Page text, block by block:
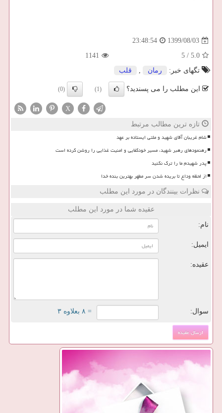
1399/08/03
23:48:54
5.0
/
5
1141
تگهای خبر:
رمان , قلب
این مطلب را می پسندید؟ (1)
(0)
X
تازه ترین مطالب مرتبط
شام غریبان آقای شهید و ملتی ایستاده بر عهد
رهنمودهای رهبر شهید، مسیر خودکفایی و امنیت غذایی را روشن کرده است
پدر شهیدم ما را ترک نکنید
از لحظه وداع تا بریده شدن سر مطهر بهترین بنده خدا
نظرات بینندگان در مورد این مطلب
عقیده شما در مورد این مطلب
نام:
ایمیل:
عقیده:
سوال: = ۸ بعلاوه ۳